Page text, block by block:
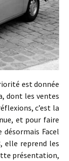
est donnée
dont les ventes
c’est la
et pour faire
Facel
elle reprend les
présentation,